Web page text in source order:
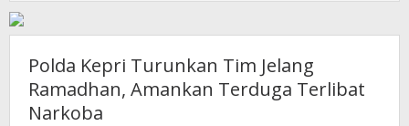
Tim
Jelang
Ramadhan,
Amankan
Polda Kepri Turunkan Tim Jelang
Ramadhan, Amankan Terduga Terlibat
Narkoba